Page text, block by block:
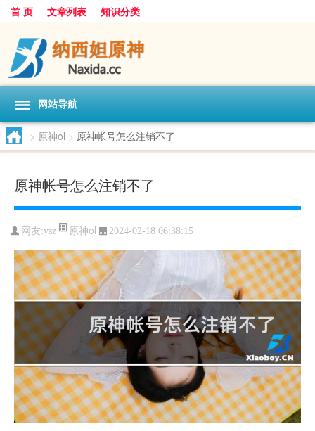
首 页 文章列表 知识分类
网站导航
> 原神ol > 原神帐号怎么注销不了
原神帐号怎么注销不了
网友:ysz 原神ol 2024-02-18 06:38:15